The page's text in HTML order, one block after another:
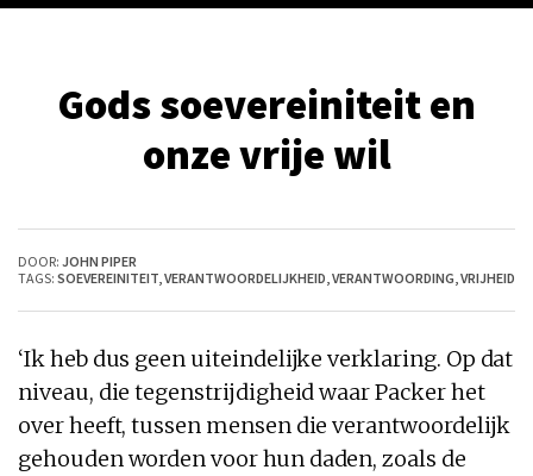
Gods soevereiniteit en
onze vrije wil
DOOR: JOHN PIPER
TAGS: SOEVEREINITEIT VERANTWOORDELIJKHEID VERANTWOORDING VRIJHEID
‘Ik heb dus geen uiteindelijke verklaring. Op dat
niveau, die tegenstrijdigheid waar Packer het
over heeft, tussen mensen die verantwoordelijk
gehouden worden voor hun daden, zoals de